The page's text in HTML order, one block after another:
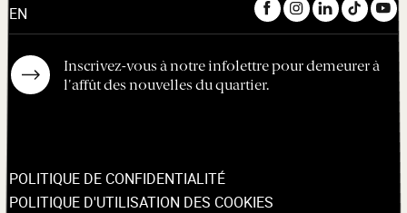
Inscrivez-vous à notre infolettre pour demeurer à
l'affût des nouvelles du quartier.
EN
POLITIQUE DE CONFIDENTIALITÉ
POLITIQUE D'UTILISATION DES COOKIES